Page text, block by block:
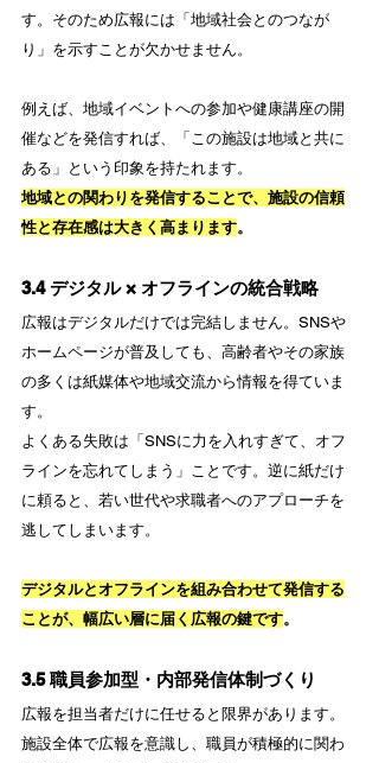
す。そのため広報には「地域社会とのつなが
り」を示すことが欠かせません。
例えば、地域イベントへの参加や健康講座の開
催などを発信すれば、「この施設は地域と共に
ある」という印象を持たれます。
地域との関わりを発信することで、施設の信頼
性と存在感は大きく高まります。
3.4 デジタル × オフラインの統合戦略
広報はデジタルだけでは完結しません。SNSや
ホームページが普及しても、高齢者やその家族
の多くは紙媒体や地域交流から情報を得ていま
す。
よくある失敗は「SNSに力を入れすぎて、オフ
ラインを忘れてしまう」ことです。逆に紙だけ
に頼ると、若い世代や求職者へのアプローチを
逃してしまいます。
デジタルとオフラインを組み合わせて発信する
ことが、幅広い層に届く広報の鍵です。
3.5 職員参加型・内部発信体制づくり
広報を担当者だけに任せると限界があります。
施設全体で広報を意識し、職員が積極的に関わ